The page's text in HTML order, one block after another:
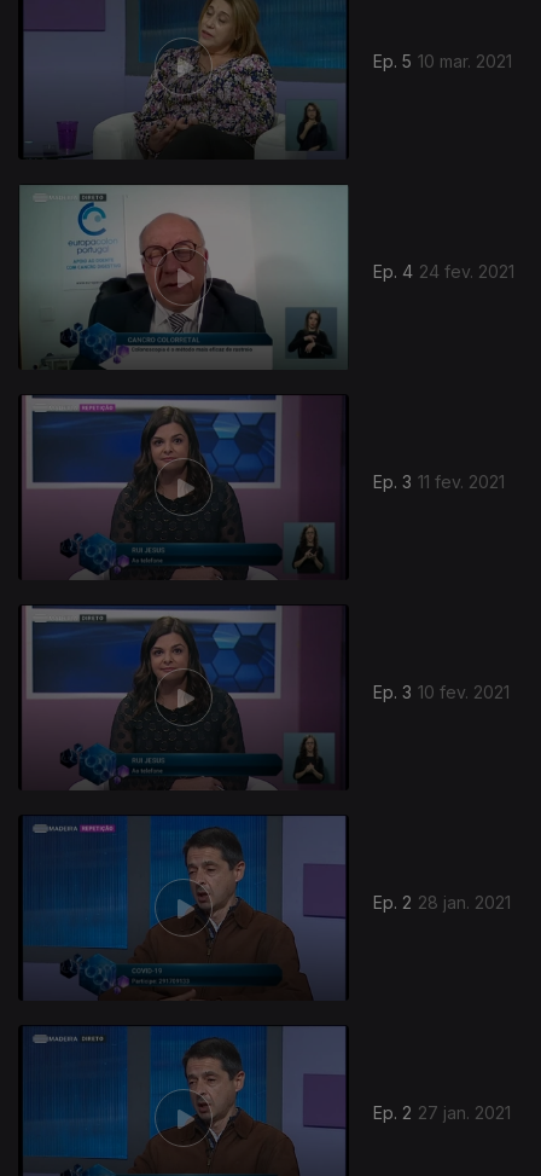
Ep. 5 10 mar. 2021
Ep. 4 24 fev. 2021
Ep. 3 11 fev. 2021
524104
Ep. 3 10 fev. 2021
Ep. 2 28 jan. 2021
Ep. 2 27 jan. 2021